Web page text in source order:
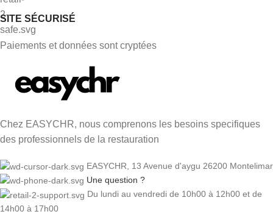
SITE SÉCURISÉ
Paiements et données sont cryptées
Chez EASYCHR, nous comprenons les besoins specifiques
des professionnels de la restauration
EASYCHR, 13 Avenue d'aygu 26200 Montelimar
Une question ?
Du lundi au vendredi de 10h00 à 12h00 et de
14h00 à 17h00